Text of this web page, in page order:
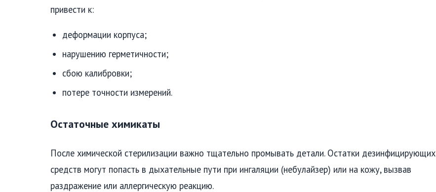
привести к:
деформации корпуса;
нарушению герметичности;
сбою калибровки;
потере точности измерений.
Остаточные химикаты
После химической стерилизации важно тщательно промывать детали. Остатки дезинфицирующих
средств могут попасть в дыхательные пути при ингаляции (небулайзер) или на кожу, вызвав
раздражение или аллергическую реакцию.